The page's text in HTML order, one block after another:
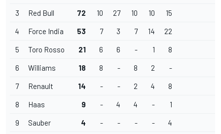
3 Red Bull 72 10 27 10 10 15
4 Force India 53 7 3 7 14 22
5 Toro Rosso 21 6 6 - 1 8
6 Williams 18 8 - 8 2 -
7 Renault 14 - - 2 4 8
8 Haas 9 - 4 4 - 1
9 Sauber 4 - - - - 4